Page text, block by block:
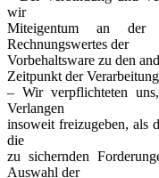
wir
Miteigentum an der
Rechnungswertes der
Vorbehaltsware zu den
Zeitpunkt der
– Wir verpflichteten
Verlangen
insoweit freizugeben, als
die
zu sichernden
Auswahl der